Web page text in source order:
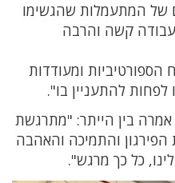
של המתעמלות שהגשימו
עבודה קשה והרבה
הספורטיביות ומעודדות
לפחות להתעניין בו".
בין הייתר: "מתרגשת
והתמיכה והאהבה
כל כך מרגש".